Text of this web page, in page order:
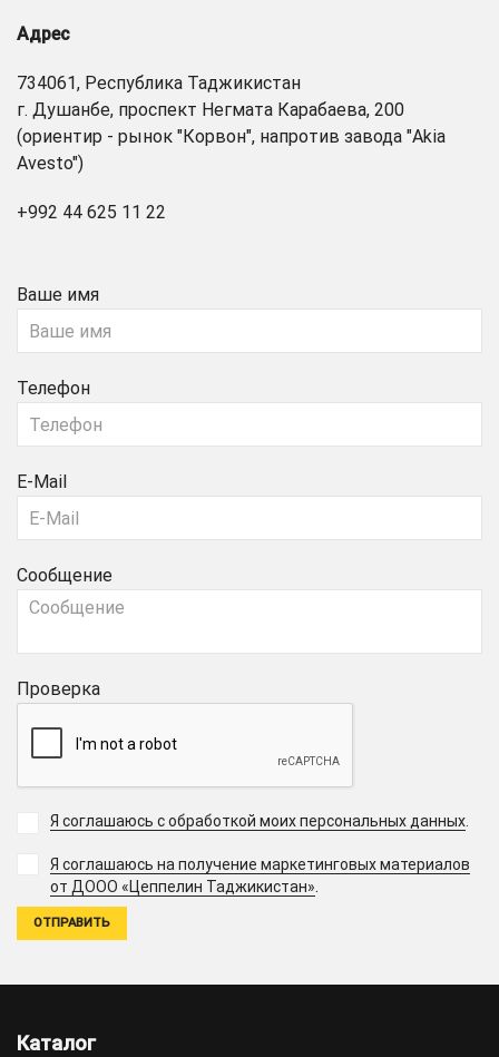
Адрес
734061, Республика Таджикистан
г. Душанбе, проспект Негмата Карабаева, 200
(ориентир - рынок "Корвон", напротив завода "Akia
Avesto")
+992 44 625 11 22
Ваше имя
Телефон
E-Mail
Сообщение
Проверка
Я соглашаюсь с обработкой моих персональных данных.
Я соглашаюсь на получение маркетинговых материалов
от ДООО «Цеппелин Таджикистан».
Каталог